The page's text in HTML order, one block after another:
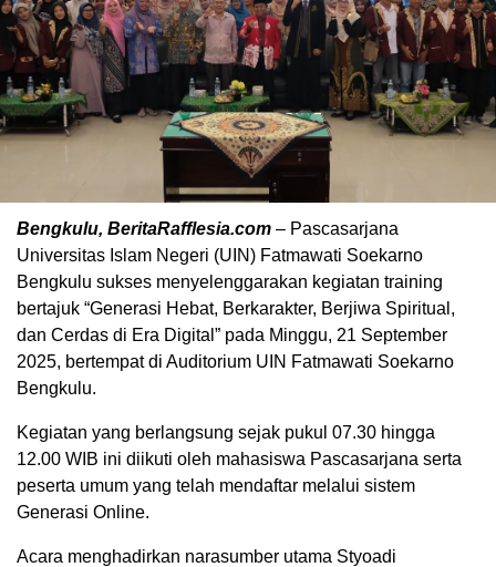
Bengkulu, BeritaRafflesia.com – Pascasarjana
Universitas Islam Negeri (UIN) Fatmawati Soekarno
Bengkulu sukses menyelenggarakan kegiatan training
bertajuk “Generasi Hebat, Berkarakter, Berjiwa Spiritual,
dan Cerdas di Era Digital” pada Minggu, 21 September
2025, bertempat di Auditorium UIN Fatmawati Soekarno
Bengkulu.
Kegiatan yang berlangsung sejak pukul 07.30 hingga
12.00 WIB ini diikuti oleh mahasiswa Pascasarjana serta
peserta umum yang telah mendaftar melalui sistem
Generasi Online.
Acara menghadirkan narasumber utama Styoadi